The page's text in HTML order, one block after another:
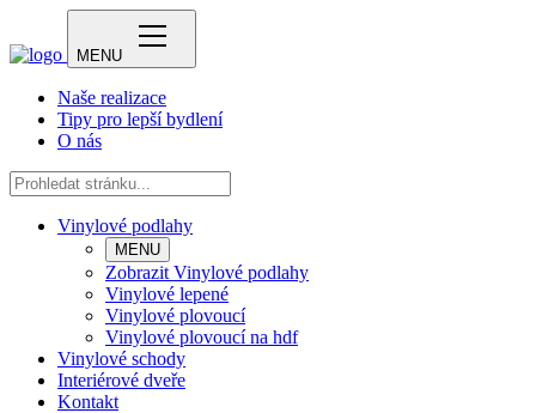
MENU
Naše realizace
Tipy pro lepší bydlení
O nás
Vinylové podlahy
MENU
Zobrazit Vinylové podlahy
Vinylové lepené
Vinylové plovoucí
Vinylové plovoucí na hdf
Vinylové schody
Interiérové dveře
Kontakt